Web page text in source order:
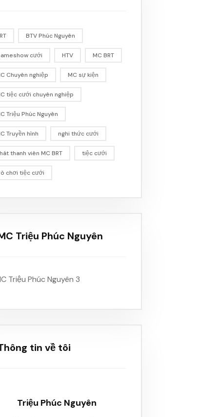
BTV Phúc Nguyên
cưới HTV MC BRT
Chuyên nghiệp MC sự kiện
tiệc cưới chuyên nghiệp
Triệu Phúc Nguyên
Truyền hình nghi thức cưới
thanh viên MC BRT tiệc cưới
chơi tiệc cưới
Triệu Phúc Nguyên
tin về tôi
Triệu Phúc Nguyên